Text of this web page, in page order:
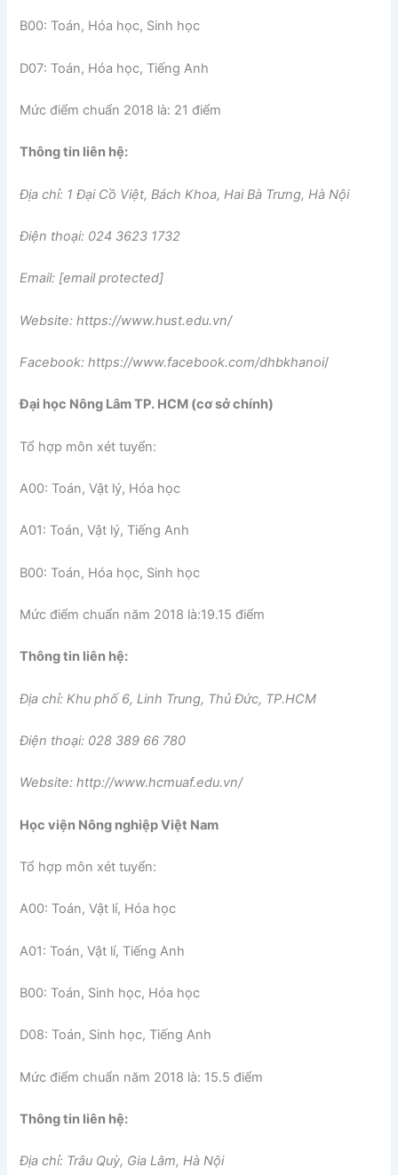
B00: Toán, Hóa học, Sinh học
D07: Toán, Hóa học, Tiếng Anh
Mức điểm chuẩn 2018 là: 21 điểm
Thông tin liên hệ:
Địa chỉ: 1 Đại Cồ Việt, Bách Khoa, Hai Bà Trưng, Hà Nội
Điện thoại: 024 3623 1732
Email: [email protected]
Website: https://www.hust.edu.vn/
Facebook: https://www.facebook.com/dhbkhanoi/
Đại học Nông Lâm TP. HCM (cơ sở chính)
Tổ hợp môn xét tuyển:
A00: Toán, Vật lý, Hóa học
A01: Toán, Vật lý, Tiếng Anh
B00: Toán, Hóa học, Sinh học
Mức điểm chuẩn năm 2018 là:19.15 điểm
Thông tin liên hệ:
Địa chỉ: Khu phố 6, Linh Trung, Thủ Đức, TP.HCM
Điện thoại: 028 389 66 780
Website: http://www.hcmuaf.edu.vn/
Học viện Nông nghiệp Việt Nam
Tổ hợp môn xét tuyển:
A00: Toán, Vật lí, Hóa học
A01: Toán, Vật lí, Tiếng Anh
B00: Toán, Sinh học, Hóa học
D08: Toán, Sinh học, Tiếng Anh
Mức điểm chuẩn năm 2018 là: 15.5 điểm
Thông tin liên hệ:
Địa chỉ: Trâu Quỳ, Gia Lâm, Hà Nội